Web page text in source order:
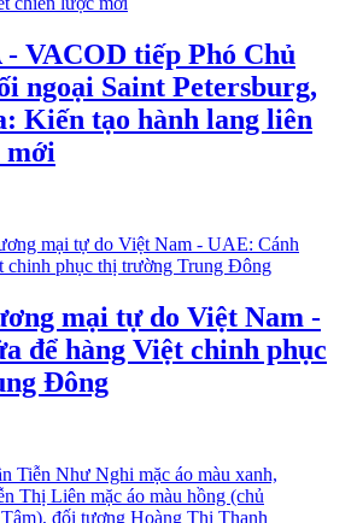
VACOD tiếp Phó Chủ
ngoại Saint Petersburg,
Kiến tạo hành lang liên
mới
mại tự do Việt Nam -
để hàng Việt chinh phục
Đông